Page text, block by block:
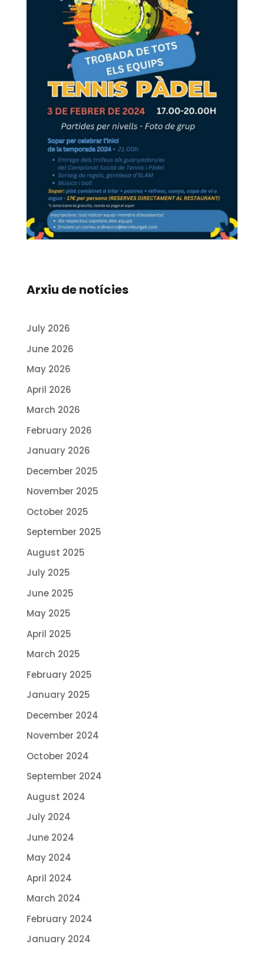
Arxiu de notícies
July 2026
June 2026
May 2026
April 2026
March 2026
February 2026
January 2026
December 2025
November 2025
October 2025
September 2025
August 2025
July 2025
June 2025
May 2025
April 2025
March 2025
February 2025
January 2025
December 2024
November 2024
October 2024
September 2024
August 2024
July 2024
June 2024
May 2024
April 2024
March 2024
February 2024
January 2024